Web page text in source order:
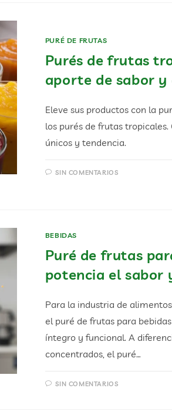
PURÉ DE FRUTAS
Purés de frutas
aporte de sabor y
Eleve sus productos con la
los purés de frutas tropicales.
únicos y tendencia.
SIN COMENTARIOS
BEBIDAS
Puré de frutas
potencia el sabor
Para la industria de
el puré de frutas para
íntegro y funcional. A
concentrados, el puré…
SIN COMENTARIOS